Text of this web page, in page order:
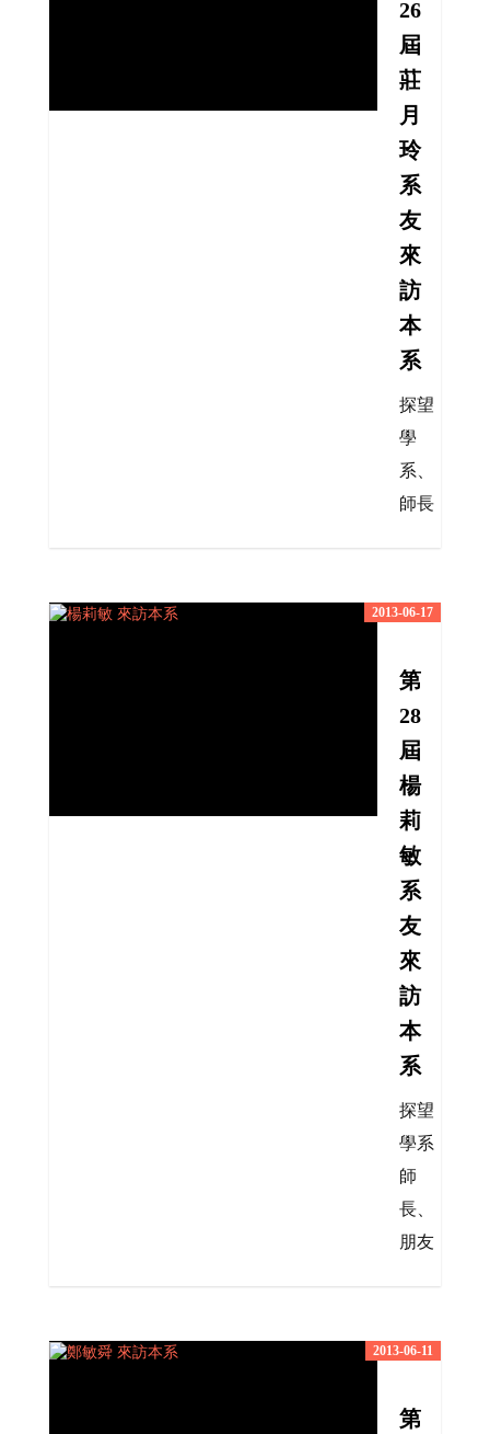
26
屆
莊
月
玲
系
友
來
訪
本
系
探望
學
系、
師長
2013-06-17
第
28
屆
楊
莉
敏
系
友
來
訪
本
系
探望
學系
師
長、
朋友
2013-06-11
第